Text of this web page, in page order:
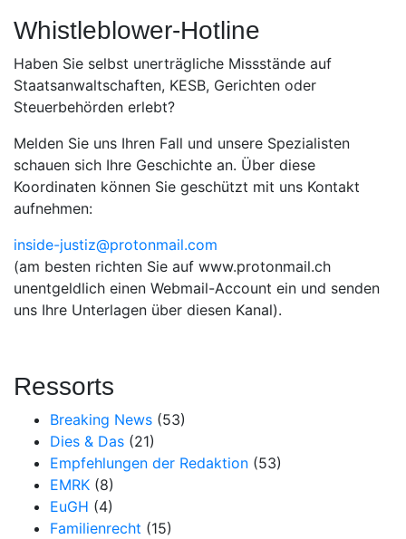
Whistleblower-Hotline
Haben Sie selbst unerträgliche Missstände auf
Staatsanwaltschaften, KESB, Gerichten oder
Steuerbehörden erlebt?
Melden Sie uns Ihren Fall und unsere Spezialisten
schauen sich Ihre Geschichte an. Über diese
Koordinaten können Sie geschützt mit uns Kontakt
aufnehmen:
inside-justiz@protonmail.com
(am besten richten Sie auf www.protonmail.ch
unentgeldlich einen Webmail-Account ein und senden
uns Ihre Unterlagen über diesen Kanal).
Ressorts
Breaking News (53)
Dies & Das (21)
Empfehlungen der Redaktion (53)
EMRK (8)
EuGH (4)
Familienrecht (15)